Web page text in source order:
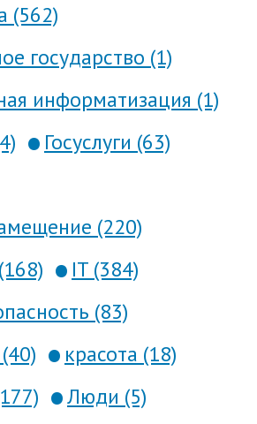
(562)
государство (1)
информатизация (1)
Госуслуги (63)
(220)
IT (384)
(83)
красота (18)
Люди (5)